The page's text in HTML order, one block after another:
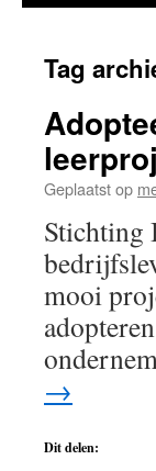
de
inhoud
Tag
Geplaatst op
Stichting
mooi
→
Dit delen: